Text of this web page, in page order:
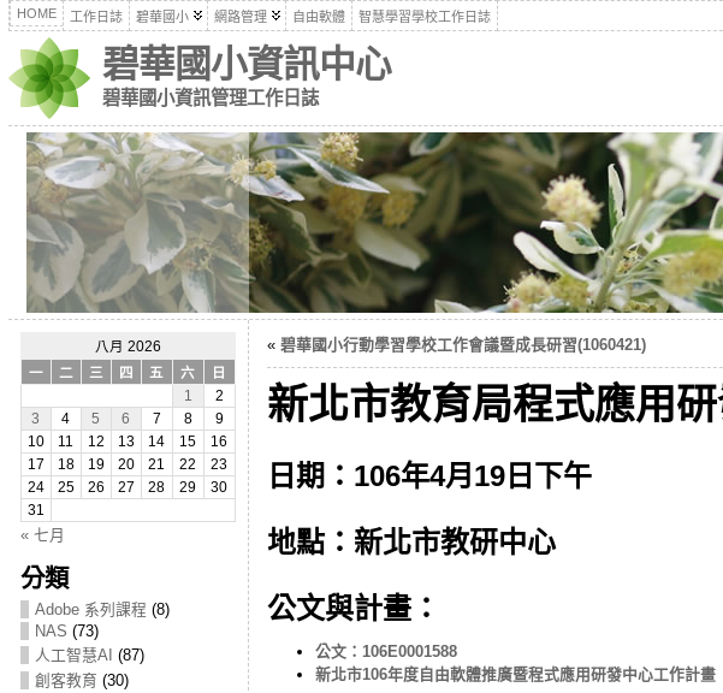
HOME 工作日誌 碧華國小 網路管理 自由軟體 智慧學習學校工作日誌
碧華國小資訊中心
碧華國小資訊管理工作日誌
八月 2026
一
二 三 四 五 六
日
1
2
3
4 5 6 7 8
9
10
11 12 13 14 15
16
17
18 19 20 21 22
23
24
25 26 27 28 29
30
31
« 七月
分類
Adobe 系列課程 (8)
NAS (73)
人工智慧AI (87)
創客教育 (30)
« 碧華國小行動學習學校工作會議暨成長研習(1060421)
新北市教育局程式應用
日期：106年4月19日下午
地點：新北市教研中心
公文與計畫：
公文：106E0001588
新北市106年度自由軟體推廣暨程式應用研發中心工作計畫